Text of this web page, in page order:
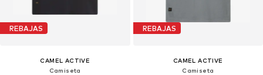
REBAJAS
CAMEL ACTIVE
Camiseta
REBAJAS
CAMEL ACTIVE
Camiseta